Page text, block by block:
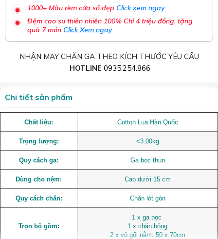
1000+ Mẫu rèm cửa sổ đẹp Click xem ngay
Đệm cao su thiên nhiên 100% Chỉ 4 triệu đồng, tặng
quà 7 món Click Xem ngay
NHẬN MAY CHĂN GA THEO KÍCH THƯỚC YÊU CẦU
HOTLINE 0935.254.866
Chi tiết sản phẩm
Chất liệu: Cotton Lụa Hàn Quốc
Trọng lượng: <3.00kg
Quy cách ga: Ga bọc thun
Dùng cho nệm: Cao dưới 15 cm
Quy cách chăn: Chăn lót gòn
Trọn bộ gồm:
1 x ga bọc
1 x chăn bông
2 x vỏ gối nằm: 50 x 70cm